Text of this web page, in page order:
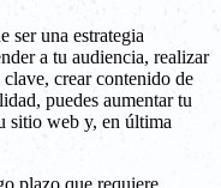
ser una estrategia
a tu audiencia, realizar
crear contenido de
puedes aumentar tu
sitio web y, en última